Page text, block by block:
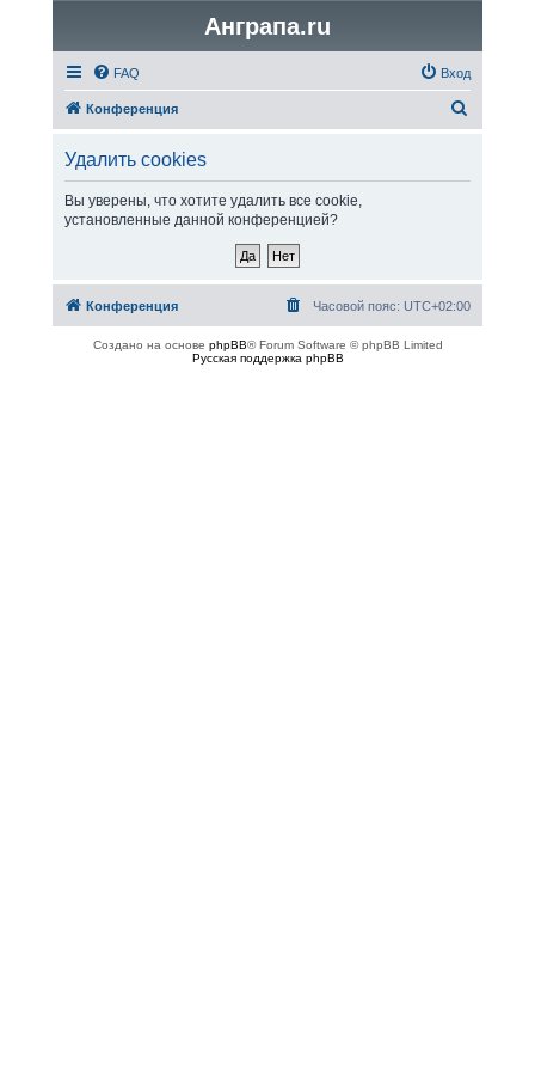
Анграпа.ru
FAQ Вход
Конференция
Удалить cookies
Вы уверены, что хотите удалить все cookie,
установленные данной конференцией?
Конференция Часовой пояс: UTC+02:00
Создано на основе phpBB® Forum Software © phpBB Limited
Русская поддержка phpBB